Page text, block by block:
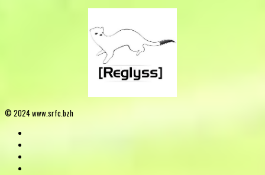
© 2024 www.srfc.bzh